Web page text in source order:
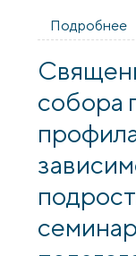
Подробнее
собора